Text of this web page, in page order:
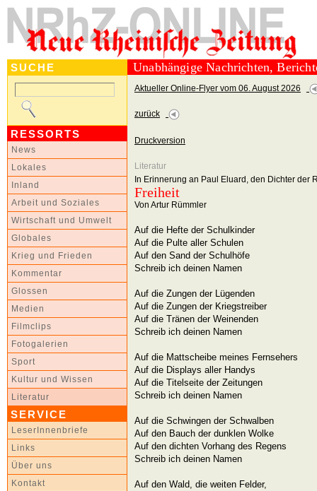
SUCHE
RESSORTS
News
Lokales
Inland
Arbeit und Soziales
Wirtschaft und Umwelt
Globales
Krieg und Frieden
Kommentar
Glossen
Medien
Filmclips
Fotogalerien
Sport
Kultur und Wissen
Literatur
SERVICE
LeserInnenbriefe
Links
Über uns
Kontakt
Unabhängige Nachrichten,
Aktueller Online-Flyer vom 06. August 2026
zurück
Druckversion
Literatur
In Erinnerung an Paul Eluard, den Dichter der
Freiheit
Von Artur Rümmler
Auf die Hefte der Schulkinder
Auf die Pulte aller Schulen
Auf den Sand der Schulhöfe
Schreib ich deinen Namen
Auf die Zungen der Lügenden
Auf die Zungen der Kriegstreiber
Auf die Tränen der Weinenden
Schreib ich deinen Namen
Auf die Mattscheibe meines Fernsehers
Auf die Displays aller Handys
Auf die Titelseite der Zeitungen
Schreib ich deinen Namen
Auf die Schwingen der Schwalben
Auf den Bauch der dunklen Wolke
Auf den dichten Vorhang des Regens
Schreib ich deinen Namen
Auf den Wald, die weiten Felder,